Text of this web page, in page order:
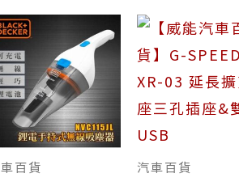
百貨 汽車百貨